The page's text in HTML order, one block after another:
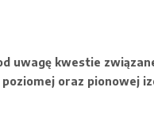
uwagę kwestie
oraz pionowej